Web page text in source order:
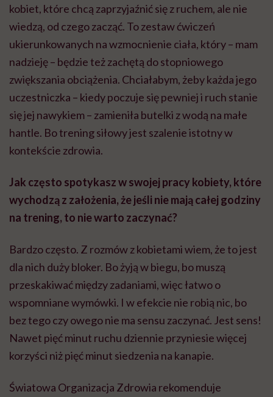
kobiet, które chcą zaprzyjaźnić się z ruchem, ale nie
wiedzą, od czego zacząć. To zestaw ćwiczeń
ukierunkowanych na wzmocnienie ciała, który – mam
nadzieję – będzie też zachętą do stopniowego
zwiększania obciążenia. Chciałabym, żeby każda jego
uczestniczka – kiedy poczuje się pewniej i ruch stanie
się jej nawykiem – zamieniła butelki z wodą na małe
hantle. Bo trening siłowy jest szalenie istotny w
kontekście zdrowia.
Jak często spotykasz w swojej pracy kobiety, które
wychodzą z założenia, że jeśli nie mają całej godziny
na trening, to nie warto zaczynać?
Bardzo często. Z rozmów z kobietami wiem, że to jest
dla nich duży bloker. Bo żyją w biegu, bo muszą
przeskakiwać między zadaniami, więc łatwo o
wspomniane wymówki. I w efekcie nie robią nic, bo
bez tego czy owego nie ma sensu zaczynać. Jest sens!
Nawet pięć minut ruchu dziennie przyniesie więcej
korzyści niż pięć minut siedzenia na kanapie.
Światowa Organizacja Zdrowia rekomenduje